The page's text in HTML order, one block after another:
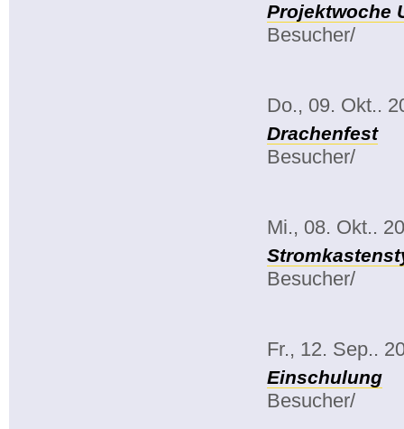
Projektwoche
Besucher/
Do., 09. Okt..
Drachenfest
Besucher/
Mi., 08. Okt..
Besucher/
Fr., 12. Sep..
Einschulung
Besucher/